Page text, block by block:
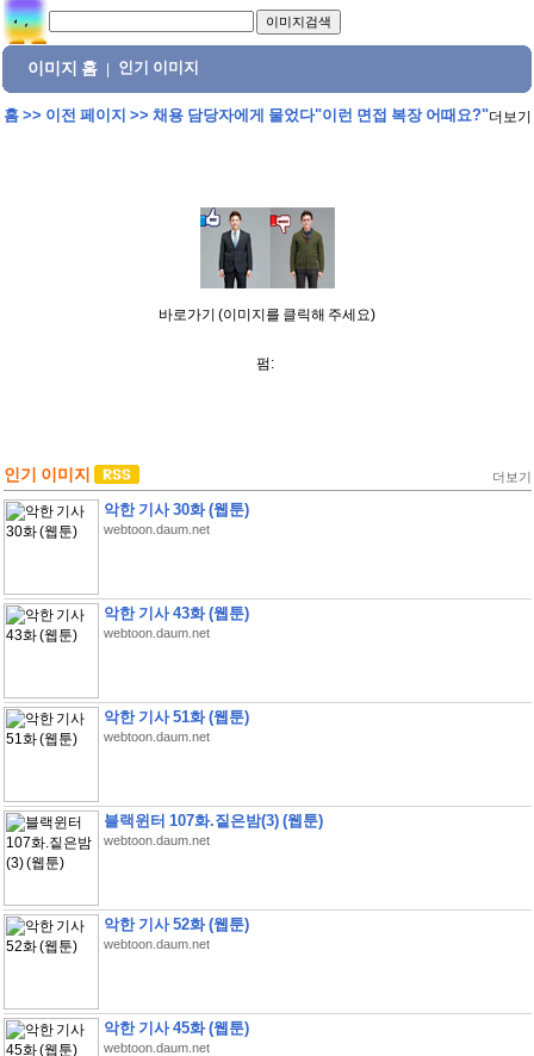
이미지 홈 인기 이미지
홈>> 이전 페이지 >> 채용 담당자에게 물었다"이런 면접 복장 어때요?"더보기
바로가기 (이미지를 클릭해 주세요)
펌:
인기 이미지 더보기
악한 기사 30화 (웹툰)
webtoon.daum.net
악한 기사 43화 (웹툰)
webtoon.daum.net
악한 기사 51화 (웹툰)
webtoon.daum.net
블랙윈터 107화.짙은밤(3) (웹툰)
webtoon.daum.net
악한 기사 52화 (웹툰)
webtoon.daum.net
악한 기사 45화 (웹툰)
webtoon.daum.net